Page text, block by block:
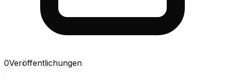
0Veröffentlichungen